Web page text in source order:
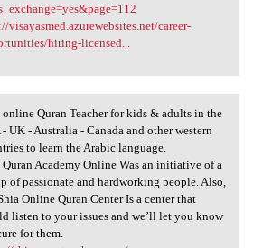
visayasmed.azurewebsites.net/career-
hiring-licensed...
Quran Teacher for
online Quran Teacher for kids & adults in the
- UK - Australia - Canada and other western
to learn the Arabic language.
Quran Academy Online Was an initiative of a
of passionate and hardworking people. Also,
Online Quran Center Is a center that
listen to your issues and we’ll let you know
for them.